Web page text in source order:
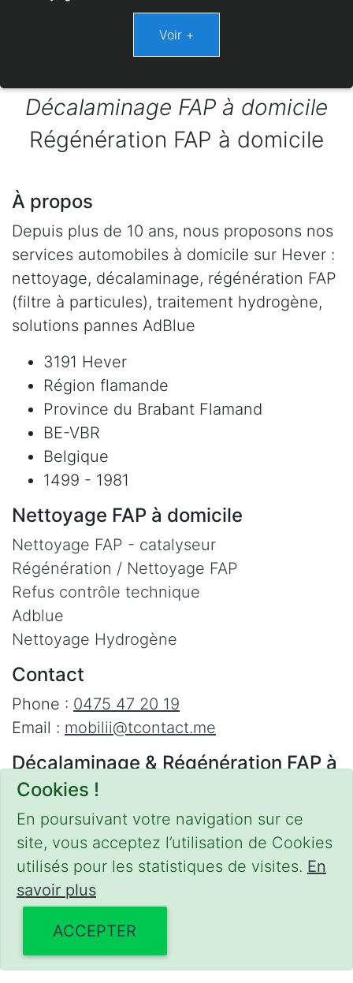
Cookies !
En poursuivant votre navigation sur ce
site, vous acceptez l’utilisation de Cookies
utilisés pour les statistiques de visites. En
savoir plus
ACCEPTER
Décalaminage FAP à domicile
Régénération FAP à domicile
À propos
Depuis plus de 10 ans, nous proposons nos
services automobiles à domicile sur Hever :
nettoyage, décalaminage, régénération FAP
(filtre à particules), traitement hydrogène,
solutions pannes AdBlue
3191 Hever
Région flamande
Province du Brabant Flamand
BE-VBR
Belgique
1499 - 1981
Nettoyage FAP à domicile
Nettoyage FAP - catalyseur
Régénération / Nettoyage FAP
Refus contrôle technique
Adblue
Nettoyage Hydrogène
Contact
Phone : 0475 47 20 19
Email : mobilii@tcontact.me
Décalaminage & Régénération FAP à
domicile
Interventions urgentes sur la Belgique dans
les régions suivantes :
Bruxelles,Brabant Wallon,Brabant Flamand
Hainaut,Liège
Limbourg,Flandre Occidentale